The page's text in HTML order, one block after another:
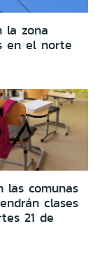
la zona
en el norte
las comunas
clases
21 de